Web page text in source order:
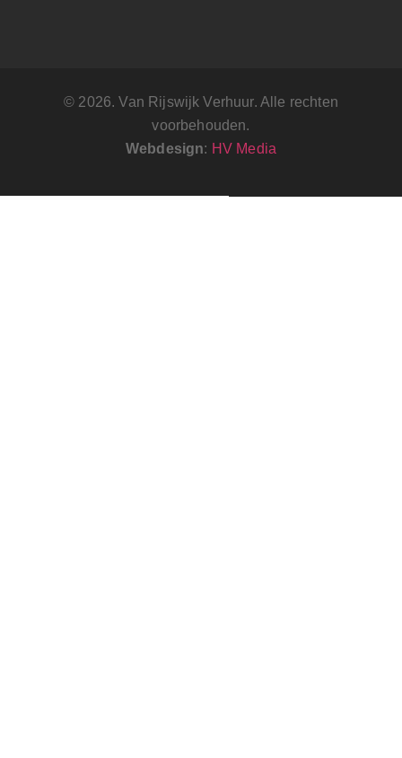
© 2026. Van Rijswijk Verhuur. Alle rechten
voorbehouden.
Webdesign: HV Media